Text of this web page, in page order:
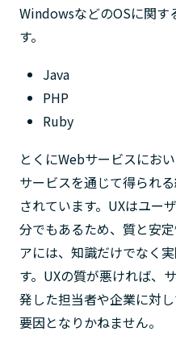
WindowsなどのOSに関す
す。
Java
PHP
Ruby
とくにWebサービスにお
サービスを通じて得られ
されています。UXはユー
分でもあるため、質と安
アには、知識だけでなく
す。UXの質が悪ければ、
発した担当者や企業に対
要因となりかねません。